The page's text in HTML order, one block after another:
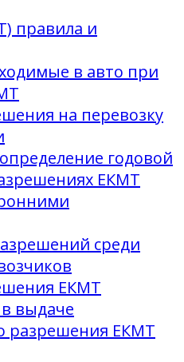
правила и
в авто при
на перевозку
годовой
ЕКМТ
среди
ЕКМТ
выдаче
разрешения ЕКМТ